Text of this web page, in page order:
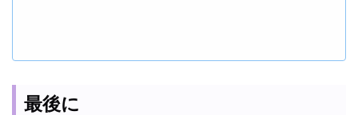
最後に